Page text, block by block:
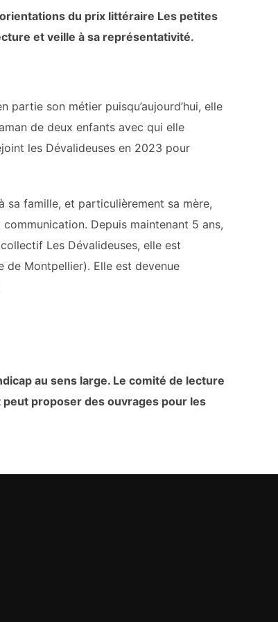
du prix littéraire Les petites
et veille à sa représentativité.
partie son métier puisqu’aujourd’hui, elle
de deux enfants avec qui elle
les Dévalideuses en 2023 pour
sa famille, et particulièrement sa mère,
Depuis maintenant 5 ans,
Les Dévalideuses, elle est
de Montpellier). Elle est devenue
au sens large. Le comité de lecture
proposer des ouvrages pour les